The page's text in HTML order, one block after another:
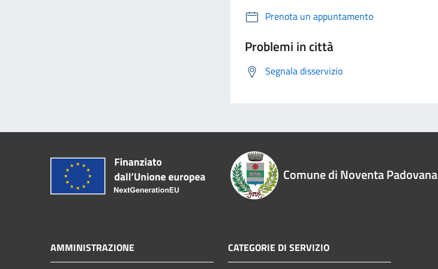
Prenota un appuntamento
Problemi in città
Segnala disservizio
Comune di Noventa Padovana
AMMINISTRAZIONE CATEGORIE DI SERVIZIO